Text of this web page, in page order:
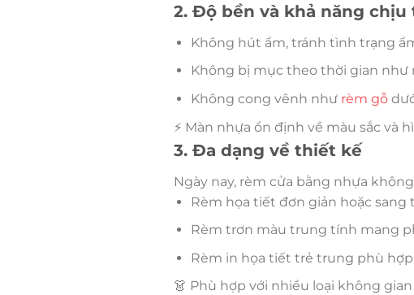
2. Độ bền và khả năng
Không hút ẩm, tránh tình trạng
Không bị mục theo thời gian như
Không cong vênh như rèm gỗ
⚡ Màn nhựa ổn định về màu sắc
3. Đa dạng về thiết kế
Ngày nay, rèm cửa bằng nhựa
Rèm họa tiết đơn giản hoặc sang
Rèm trơn màu trung tính mang
Rèm in họa tiết trẻ trung phù
👗 Phù hợp với nhiều loại không